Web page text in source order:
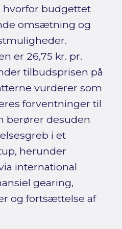
hvorfor budgettet
omsætning og
er 26,75 kr. pr.
tilbudsprisen på
vurderer som
forventninger til
berører desuden
i et
herunder
international
gearing,
og fortsættelse af